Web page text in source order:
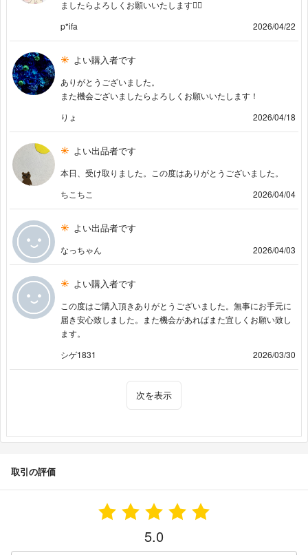
ましたらよろしくお願いいたします🙇‍♂️
p*ifa
2026/04/22
よい購入者です
ありがとうございました。
また機会ございましたらよろしくお願いいたします！
りょ
2026/04/18
よい出品者です
本日、受け取りました。この度はありがとうございました。
ちこちこ
2026/04/04
よい出品者です
なっちゃん 2026/04/03
よい購入者です
この度はご購入頂きありがとうございました。無事にお手元に
届き安心致しました。また機会があればまた宜しくお願い致し
ます。
シゲ1831
2026/03/30
次を表示
取引の評価
5.0